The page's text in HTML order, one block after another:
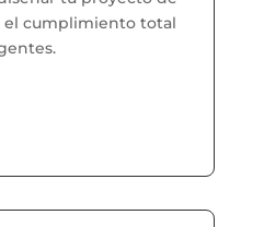
el cumplimiento total